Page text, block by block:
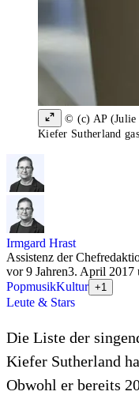
© (c) AP (Julie
Kiefer Sutherland
Irmgard Hrast
Assistenz der
vor 9 Jahren3. April 2017
PopmusikKultur +1
Leute & Stars
Die Liste der
Kiefer Sutherland
Obwohl er bereits